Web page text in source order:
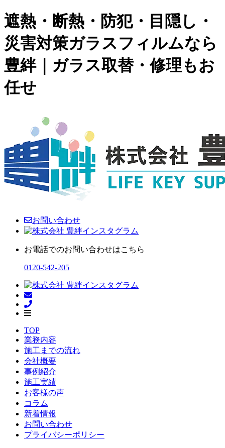
遮熱・断熱・防犯・目隠し・
災害対策ガラスフィルムなら
豊絆｜ガラス取替・修理もお
任せ
お問い合わせ
お電話でのお問い合わせはこちら
0120-542-205
TOP
業務内容
施工までの流れ
会社概要
事例紹介
施工実績
お客様の声
コラム
新着情報
お問い合わせ
プライバシーポリシー